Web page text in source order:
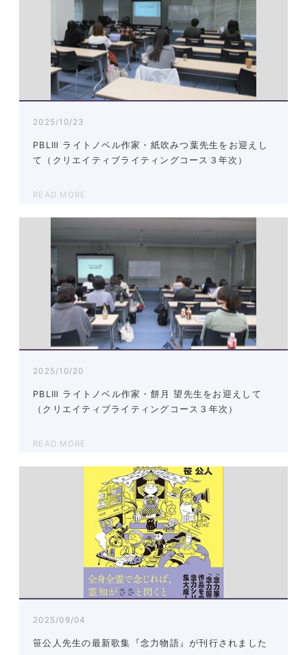
2025/10/23
PBLⅢ ライトノベル作家・紙吹みつ葉先生をお迎えし
て（クリエイティブライティングコース３年次）
READ MORE
2025/10/20
PBLⅢ ライトノベル作家・餅月 望先生をお迎えして
（クリエイティブライティングコース３年次）
READ MORE
2025/09/04
笹公人先生の最新歌集『念力物語』が刊行されました